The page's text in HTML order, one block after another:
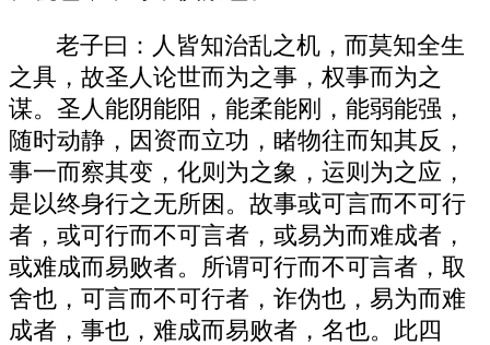
老子曰：人皆知治乱之机，而莫知全生
之具，故圣人论世而为之事，权事而为之
谋。圣人能阴能阳，能柔能刚，能弱能强，
随时动静，因资而立功，睹物往而知其反，
事一而察其变，化则为之象，运则为之应，
是以终身行之无所困。故事或可言而不可行
者，或可行而不可言者，或易为而难成者，
或难成而易败者。所谓可行而不可言者，取
舍也，可言而不可行者，诈伪也，易为而难
成者，事也，难成而易败者，名也。此四